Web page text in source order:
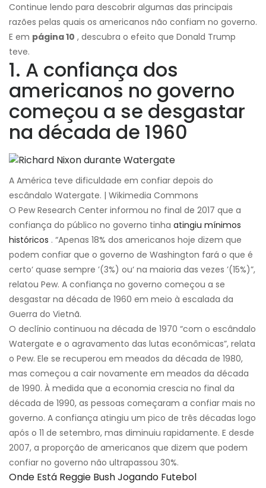
Continue lendo para descobrir algumas das principais
razões pelas quais os americanos não confiam no governo.
E em página 10 , descubra o efeito que Donald Trump
teve.
1. A confiança dos
americanos no governo
começou a se desgastar
na década de 1960
A América teve dificuldade em confiar depois do
escândalo Watergate. | Wikimedia Commons
O Pew Research Center informou no final de 2017 que a
confiança do público no governo tinha atingiu mínimos
históricos . “Apenas 18% dos americanos hoje dizem que
podem confiar que o governo de Washington fará o que é
certo‘ quase sempre ’(3%) ou‘ na maioria das vezes ’(15%)”,
relatou Pew. A confiança no governo começou a se
desgastar na década de 1960 em meio à escalada da
Guerra do Vietnã.
O declínio continuou na década de 1970 “com o escândalo
Watergate e o agravamento das lutas econômicas”, relata
o Pew. Ele se recuperou em meados da década de 1980,
mas começou a cair novamente em meados da década
de 1990. À medida que a economia crescia no final da
década de 1990, as pessoas começaram a confiar mais no
governo. A confiança atingiu um pico de três décadas logo
após o 11 de setembro, mas diminuiu rapidamente. E desde
2007, a proporção de americanos que dizem que podem
confiar no governo não ultrapassou 30%.
Onde Está Reggie Bush Jogando Futebol